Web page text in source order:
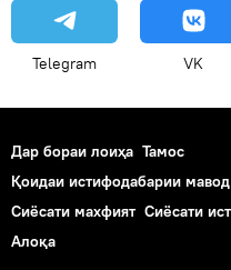
Telegram VK
Дар бораи лоиҳа Тамос
Қоидаи истифодабарии мавод
Сиёсати махфият Сиёсати
Алоқа